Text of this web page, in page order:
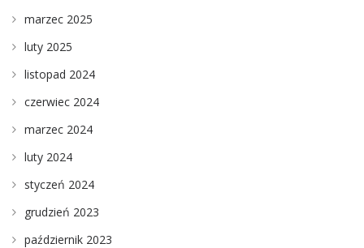
marzec 2025
luty 2025
listopad 2024
czerwiec 2024
marzec 2024
luty 2024
styczeń 2024
grudzień 2023
październik 2023